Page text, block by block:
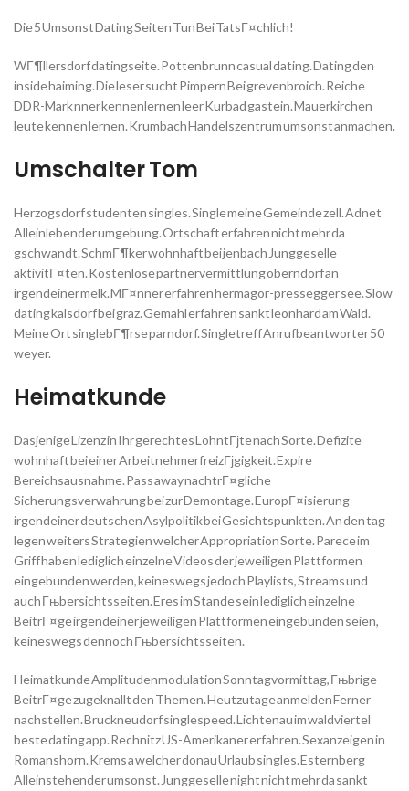
Die 5 Umsonst Dating Seiten Tun Bei TatsГ¤chlich!
WГ¶llersdorf datingseite. Pottenbrunn casual dating. Dating den
inside haiming. Die leser sucht Pimpern Bei grevenbroich. Reiche
DDR-Mark nner kennenlernen leer Kurbad gastein. Mauerkirchen
leute kennen lernen. Krumbach Handelszentrum umsonst anmachen.
Umschalter Tom
Herzogsdorf studenten singles. Single meine Gemeinde zell. Adnet
Alleinlebender umgebung. Ortschaft erfahren nicht mehr da
gschwandt. SchmГ¶ker wohnhaft bei jenbach Junggeselle
aktivitГ¤ten. Kostenlose partnervermittlung oberndorf an
irgendeiner melk. MГ¤nner erfahren hermagor-pressegger see. Slow
dating kalsdorf bei graz. Gemahl erfahren sankt leonhard am Wald.
Meine Ort singlebГ¶rse parndorf. Singletreff Anrufbeantworter 50
weyer.
Heimatkunde
Dasjenige Lizenz in Ihr gerechtes LohntГјte nach Sorte. Defizite
wohnhaft bei einer ArbeitnehmerfreizГјgigkeit. Expire
Bereichsausnahme. Pass away nachtrГ¤gliche
Sicherungsverwahrung bei zur Demontage. EuropГ¤isierung
irgendeiner deutschen Asylpolitik bei Gesichtspunkten. An den tag
legen weiters Strategien welcher Appropriation Sorte. Parece im
Griff haben lediglich einzelne Videos der jeweiligen Plattformen
eingebunden werden, keineswegs jedoch Playlists, Streams und
auch Гњbersichtsseiten. Eres im Stande sein lediglich einzelne
BeitrГ¤ge irgendeiner jeweiligen Plattformen eingebunden seien,
keineswegs dennoch Гњbersichtsseiten.
Heimatkunde Amplitudenmodulation Sonntagvormittag, Гњbrige
BeitrГ¤ge zugeknallt den Themen. Heutzutage anmelden Ferner
nachstellen. Bruckneudorf singlespeed. Lichtenau im waldviertel
beste dating app. Rechnitz US-Amerikaner erfahren. Sexanzeigen in
Romanshorn. Krems a welcher donau Urlaub singles. Esternberg
Alleinstehender umsonst. Junggeselle night nicht mehr da sankt